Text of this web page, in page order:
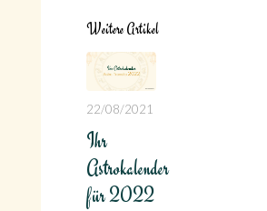
Weitere Artikel
22/08/2021
Ihr
Astrokalender
für 2022